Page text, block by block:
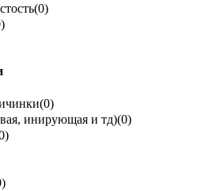
(0)
(0)
инирующая и тд)(0)